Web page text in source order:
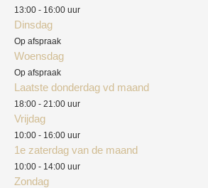
13:00 - 16:00 uur
Dinsdag
Op afspraak
Woensdag
Op afspraak
Laatste donderdag vd maand
18:00 - 21:00 uur
Vrijdag
10:00 - 16:00 uur
1e zaterdag van de maand
10:00 - 14:00 uur
Zondag